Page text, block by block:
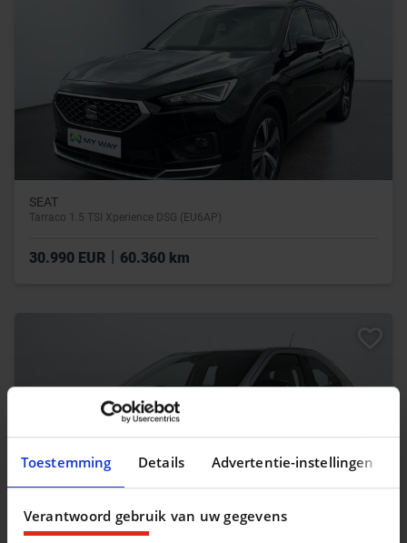
Toestemming Details Advertentie-instellingen
Verantwoord gebruik van uw gegevens
SEAT
Tarraco 1.5 TSI Xperience DSG (EU6AP)
30.990 EUR 60.360 km